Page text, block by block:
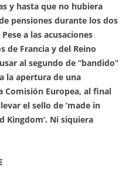
y hasta que no hubiera
pensiones durante los dos
a las acusaciones
de Francia y del Reino
al segundo de “bandido”
la apertura de una
Comisión Europea, al final
el sello de ‘made in
Kingdom’. Ni siquiera